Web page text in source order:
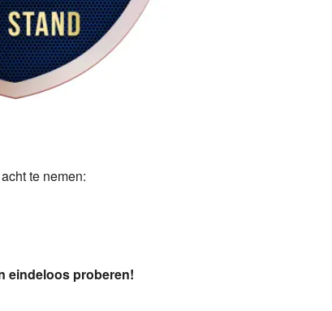
Outlook Live
te nemen:
eindeloos proberen!